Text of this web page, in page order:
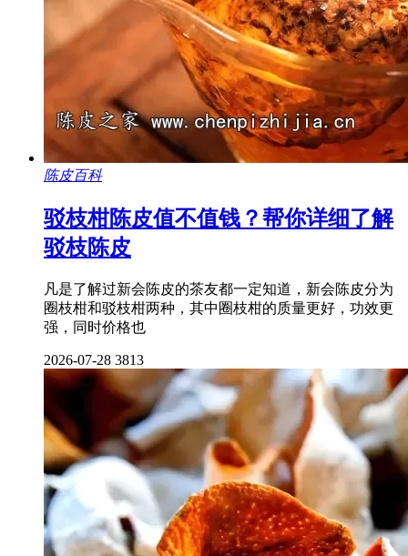
陈皮百科
驳枝柑陈皮值不值钱？帮你详细了解
驳枝陈皮
凡是了解过新会陈皮的茶友都一定知道，新会陈皮分为
圈枝柑和驳枝柑两种，其中圈枝柑的质量更好，功效更
强，同时价格也
2026-07-28 3813